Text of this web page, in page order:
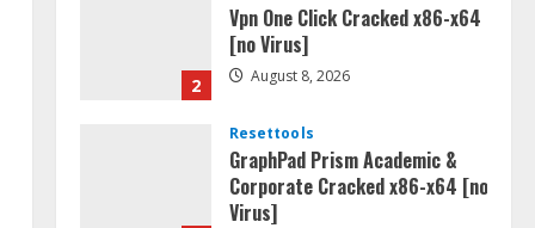
2
Vpn One Click Cracked x86-x64
[no Virus]
August 8, 2026
Resettools
GraphPad Prism Academic &
Corporate Cracked x86-x64 [no
Virus]